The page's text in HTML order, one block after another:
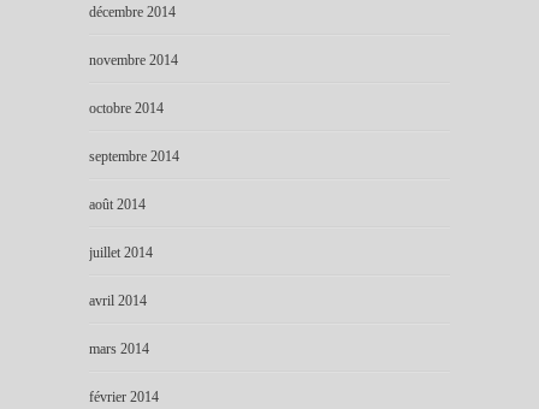
décembre 2014
novembre 2014
octobre 2014
septembre 2014
août 2014
juillet 2014
avril 2014
mars 2014
février 2014